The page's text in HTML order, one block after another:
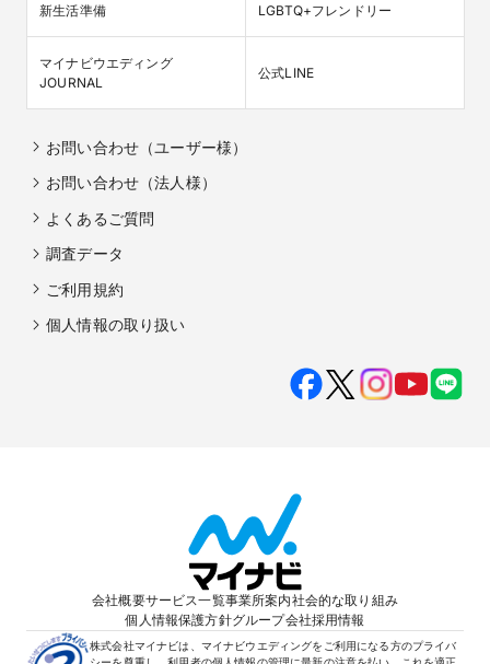
新生活準備 LGBTQ+フレンドリー
マイナビウエディング
JOURNAL
公式LINE
お問い合わせ（ユーザー様）
お問い合わせ（法人様）
よくあるご質問
調査データ
ご利用規約
個人情報の取り扱い
会社概要サービス一覧事業所案内社会的な取り組み
個人情報保護方針グループ会社採用情報
株式会社マイナビは、マイナビウエディングをご利用になる方のプライバ